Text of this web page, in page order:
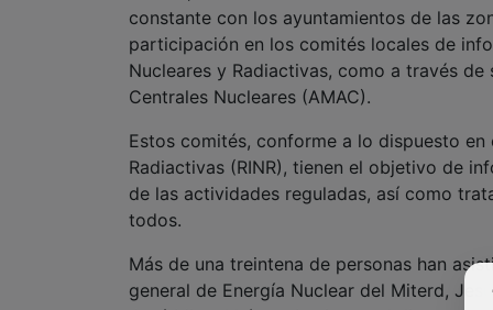
constante con los ayuntamientos de las
participación en los comités locales de
Nucleares y Radiactivas, como a través
Centrales Nucleares (AMAC).
Estos comités, conforme a lo dispuesto
Radiactivas (RINR), tienen el objetivo de
de las actividades reguladas, así como
todos.
Más de una treintena de personas han
general de Energía Nuclear del Miterd,